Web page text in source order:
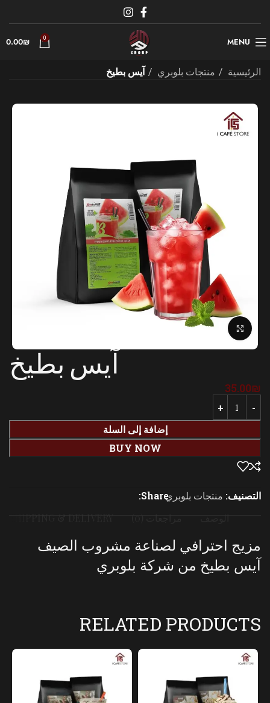
MENU
0
0.00₪
الرئيسية منتجات بلوبري آيس بطيخ
Click to enlarge
آيس بطيخ
35.00₪
إضافة إلى السلة
BUY NOW
التصنيف: منتجات بلوبريShare:
مزيج احترافي لصناعة مشروب الصيف
آيس بطيخ من شركة بلوبري
RELATED PRODUCTS